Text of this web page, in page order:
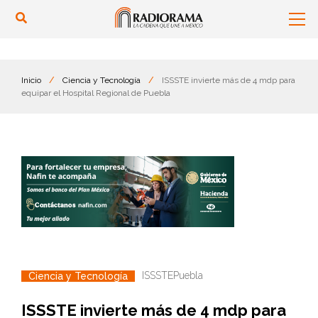
Inicio / Ciencia y Tecnología /
ISSSTE invierte más de 4 mdp para
equipar el Hospital Regional de Puebla
Ciencia y Tecnología ISSSTEPuebla
ISSSTE invierte más de 4 mdp para